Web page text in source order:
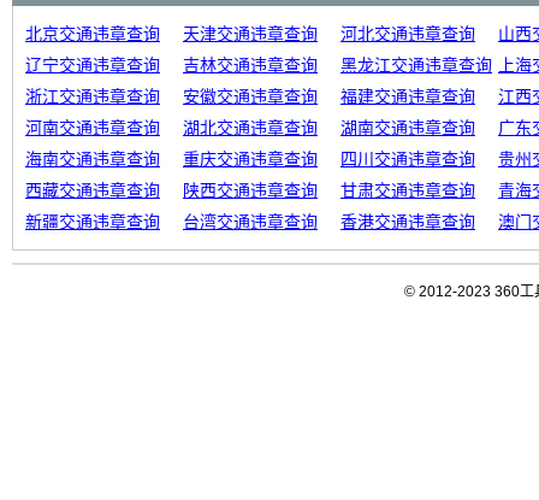
北京交通违章查询 天津交通违章查询 河北交通违章查询
山西
辽宁交通违章查询
吉林交通违章查询 黑龙江交通违章查询
上
浙江交通违章查询
安徽交通违章查询 福建交通违章查询
江西
河南交通违章查询
湖北交通违章查询 湖南交通违章查询
广东
海南交通违章查询
重庆交通违章查询 四川交通违章查询
贵州
西藏交通违章查询
陕西交通违章查询 甘肃交通违章查询
青海
新疆交通违章查询
台湾交通违章查询 香港交通违章查询 澳门
© 2012-2023 360工